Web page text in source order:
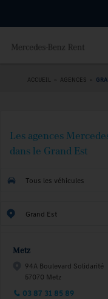
ACCUEIL » AGENCES »
Les agences
dans le Grand Est
Tous les véhicules
Grand Est
Metz
94A Boulevard Solidarité
57070 Metz
03 87 31 85 89